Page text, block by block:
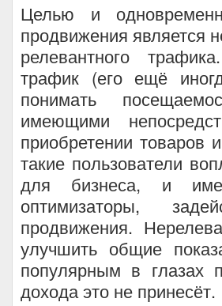
Целью и
продвижения является
релевантного
трафик (его ещё
понимать
имеющими
приобретении товаров
такие пользователи
для бизнеса, и
оптимизаторы,
продвижения.
улучшить общие
популярным в глазах
дохода это не принесёт.